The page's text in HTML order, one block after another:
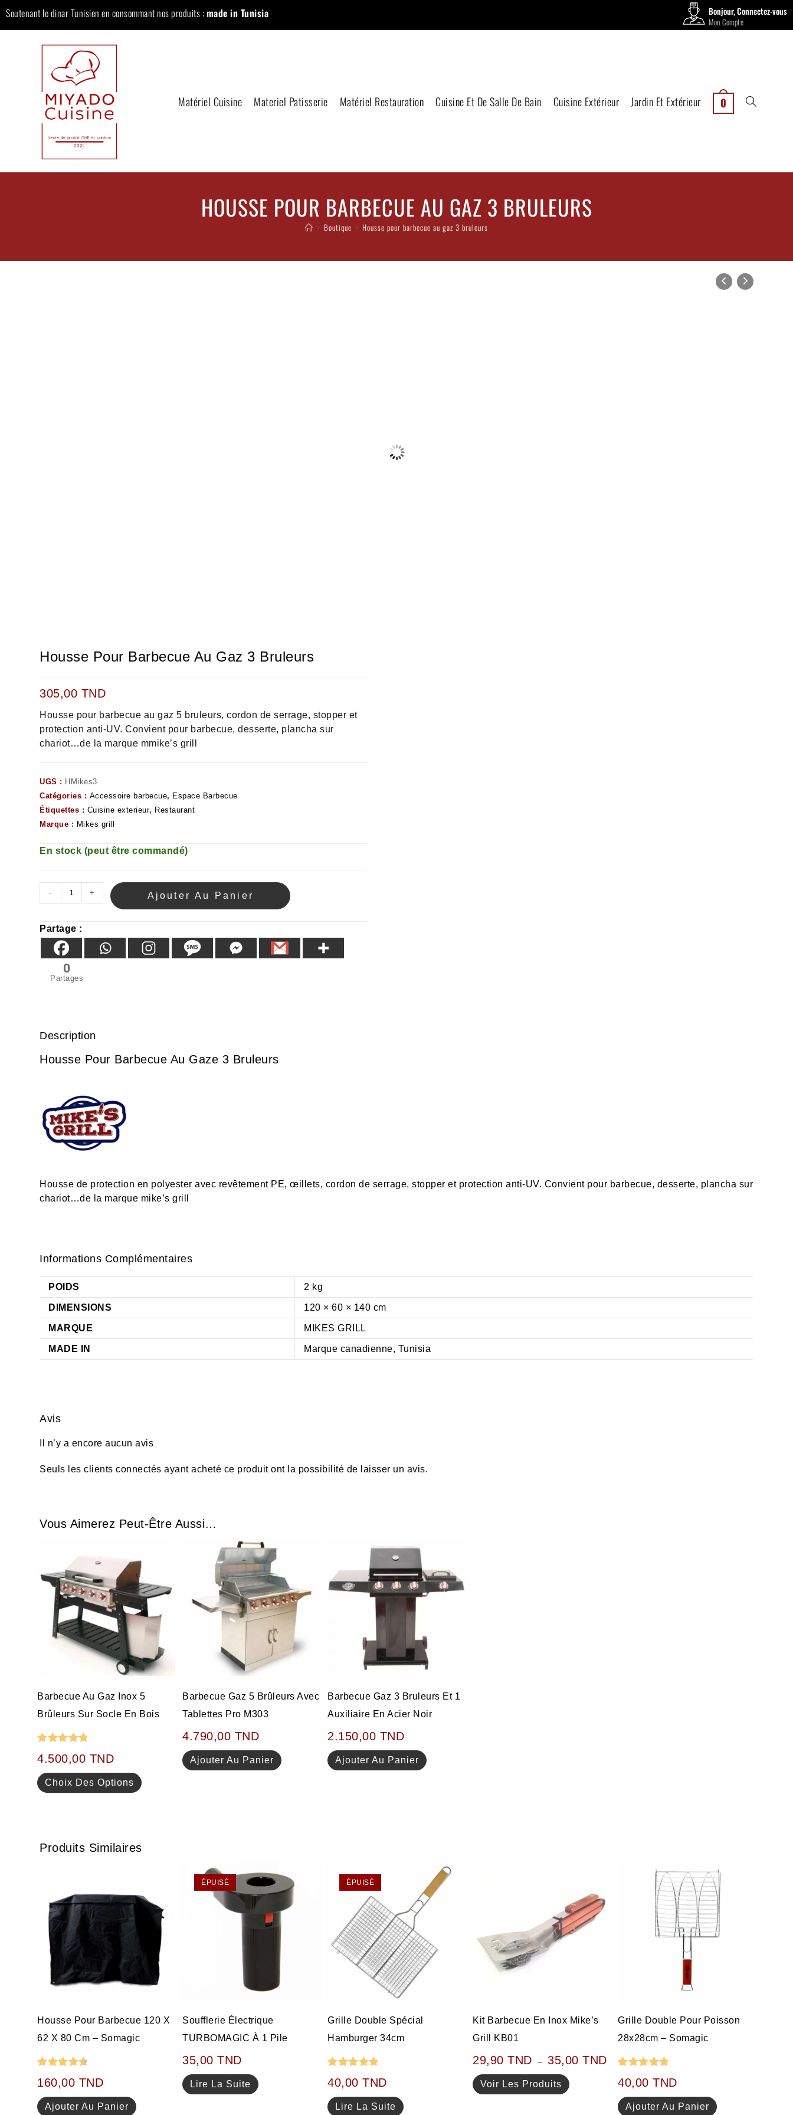
Soutenant le dinar Tunisien en consommant nos produits :made in Tunisia Bonjour, Connectez-vous
Mon Compte
Matériel Cuisine Materiel Patisserie Matériel Restauration Cuisine Et De Salle De Bain Cuisine Extérieur Jardin Et Extérieur 0
HOUSSE POUR BARBECUE AU GAZ 3 BRULEURS
> Boutique > Housse pour barbecue au gaz 3 bruleurs
Housse Pour Barbecue Au Gaz 3 Bruleurs
305,00 TND
Housse pour barbecue au gaz 5 bruleurs, cordon de serrage, stopper et
protection anti-UV. Convient pour barbecue, desserte, plancha sur
chariot…de la marque mmike’s grill
UGS : HMikes3
Catégories : Accessoire barbecue, Espace Barbecue
Étiquettes : Cuisine exterieur, Restaurant
Marque : Mikes grill
En stock (peut être commandé)
- + Ajouter Au Panier
Partage :
0
Partages
Description
Housse Pour Barbecue Au Gaze 3 Bruleurs
Housse de protection en polyester avec revêtement PE, œillets, cordon de serrage, stopper et protection anti-UV. Convient pour barbecue, desserte, plancha sur
chariot…de la marque mike’s grill
Informations Complémentaires
POIDS 2 kg
DIMENSIONS 120 × 60 × 140 cm
MARQUE MIKES GRILL
MADE IN Marque canadienne, Tunisia
Avis
Il n’y a encore aucun avis
Seuls les clients connectés ayant acheté ce produit ont la possibilité de laisser un avis.
Vous Aimerez Peut-Être Aussi…
Barbecue Au Gaz Inox 5
Brûleurs Sur Socle En Bois
4.500,00 TND
Choix Des Options
Barbecue Gaz 5 Brûleurs Avec
Tablettes Pro M303
4.790,00 TND
Ajouter Au Panier
Barbecue Gaz 3 Bruleurs Et 1
Auxiliaire En Acier Noir
2.150,00 TND
Ajouter Au Panier
Produits Similaires
Housse Pour Barbecue 120 X
62 X 80 Cm – Somagic
sur 5
160,00 TND
Ajouter Au Panier
ÉPUISÉ
Soufflerie Électrique
TURBOMAGIC À 1 Pile
35,00TND
Lire La Suite
ÉPUISÉ
Grille Double Spécial
Hamburger 34cm
sur 5
40,00TND
Lire La Suite
Kit Barbecue En Inox Mike’s
Grill KB01
29,90TND – 35,00TND
Voir Les Produits
Grille Double Pour Poisson
28x28cm – Somagic
sur 5
40,00TND
Ajouter Au Panier